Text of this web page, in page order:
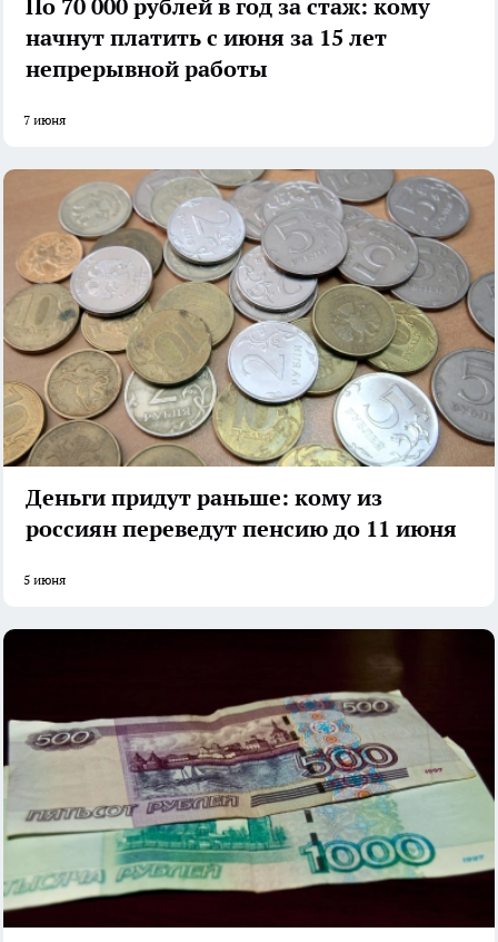
По 70 000 рублей в год за стаж: кому
начнут платить с июня за 15 лет
непрерывной работы
7 июня
Деньги придут раньше: кому из
россиян переведут пенсию до 11 июня
5 июня